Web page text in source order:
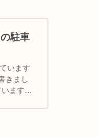
駐車
います
きまし
ます。